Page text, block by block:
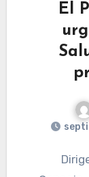
El
Dirige la petición al presidente del